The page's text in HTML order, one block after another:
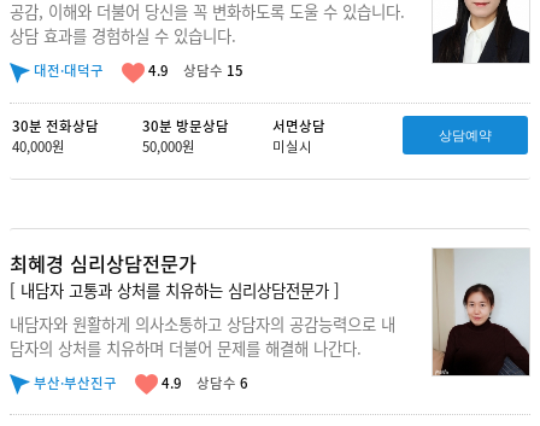
공감, 이해와 더불어 당신을 꼭 변화하도록 도울 수 있습니다.
상담 효과를 경험하실 수 있습니다.
대전·대덕구 4.9 상담수 15
30분 전화상담
40,000원
30분 방문상담
50,000원
서면상담
미실시
상담예약
최혜경 심리상담전문가
[ 내담자 고통과 상처를 치유하는 심리상담전문가 ]
내담자와 원활하게 의사소통하고 상담자의 공감능력으로 내
담자의 상처를 치유하며 더불어 문제를 해결해 나간다.
부산·부산진구 4.9 상담수 6